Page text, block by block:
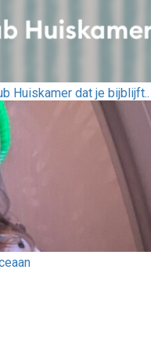
Huiskamer dat je bijblijft..